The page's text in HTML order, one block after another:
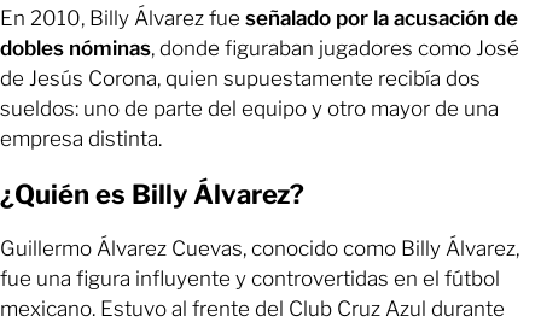
En 2010, Billy Álvarez fue señalado por la acusación de
dobles nóminas, donde figuraban jugadores como José
de Jesús Corona, quien supuestamente recibía dos
sueldos: uno de parte del equipo y otro mayor de una
empresa distinta.
¿Quién es Billy Álvarez?
Guillermo Álvarez Cuevas, conocido como Billy Álvarez,
fue una figura influyente y controvertidas en el fútbol
mexicano. Estuvo al frente del Club Cruz Azul durante